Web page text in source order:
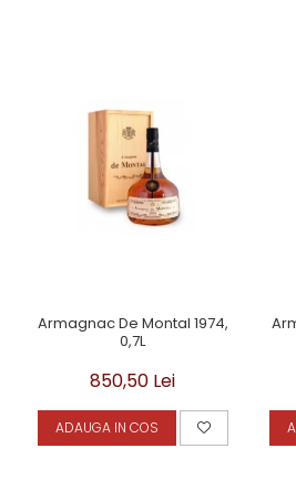
Armagnac De Montal 1974,
0,7L
850,50 Lei
ADAUGA IN COS